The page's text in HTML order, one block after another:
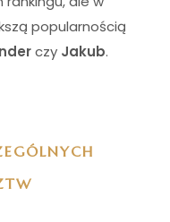
popularnością
czy Jakub.